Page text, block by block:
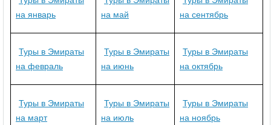
на январь
на май
на сентябрь
Туры в Эмираты
на февраль
Туры в Эмираты
на июнь
Туры в Эмираты
на октябрь
Туры в Эмираты
на март
Туры в Эмираты
на июль
Туры в Эмираты
на ноябрь